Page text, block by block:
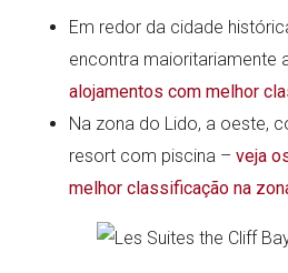
Em redor da cidade
encontra maioritariamente
alojamentos com melhor
Na zona do Lido, a oeste,
resort com piscina –veja
melhor classificação na